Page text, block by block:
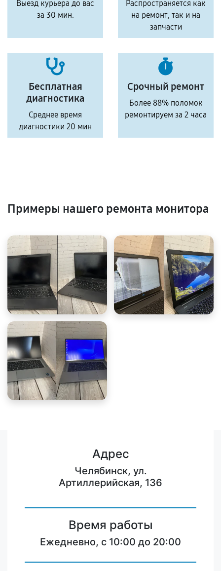
Выезд курьера до вас
за 30 мин.
Распространяется как
на ремонт, так и на
запчасти
Бесплатная
диагностика
Среднее время
диагностики 20 мин
Срочный ремонт
Более 88% поломок
ремонтируем за 2 часа
Примеры нашего ремонта монитора
Адрес
Челябинск, ул.
Артиллерийская, 136
Время работы
Ежедневно, с 10:00 до 20:00